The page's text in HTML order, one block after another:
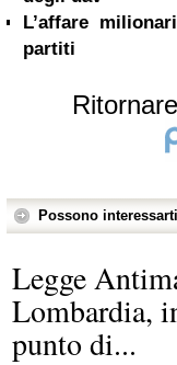
L’affare
partiti
Possono
Legge
Lombardia,
punto di...